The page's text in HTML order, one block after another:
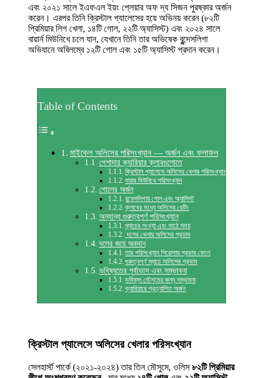
এবং ২০২১ সালে ইএফএল ইয়ং প্লেয়ার অফ দ্য সিজন পুরষ্কার অর্জন
করেন। এরপর তিনি ক্রিস্টাল প্যালেসের হয়ে অভিনয় করেন (৮২টি
প্রিমিয়ার লিগ খেলা, ১৪টি গোল, ২২টি অ্যাসিস্ট) এবং ২০২৪ সালে
বায়ার্ন মিউনিখে চলে যান, যেখানে তিনি তার অভিষেক বুন্দেসলিগা
অভিযানে অবিলম্বে ১২টি গোল এবং ১৫টি অ্যাসিস্ট প্রদান করেন।
Table of Contents
মাইকেল অলিসের পরিসংখ্যান — অর্জন এবং ফলাফল
পেশাদার ক্যারিয়ার ক্লাবগুলোতে
ক্রিস্টাল প্যালেসে অলিসের খেলার পরিসংখ্যান
বায়ার মিউনিখে পরিসংখ্যান
গোলের অর্জন
বুন্ডেসলিগায় গোল এবং অ্যাসিস্ট
ক্লাবের মধ্যে অলিসের রেটিং
অন্যান্য গুরুত্বপূর্ণ পরিসংখ্যান
ম্যাচের সংখ্যা এবং মাঠে সময়
দলের খেলায় অলিসের প্রভাব
দলের জয়ে অবদান
তার পরিসংখ্যান শিরোপায় প্রভাব ফেলে
গুরুত্বপূর্ণ ম্যাচে অলিসের প্রভাব
ভবিষ্যতের পূর্বাভাস এবং সম্ভাবনা
ভবিষ্যৎ মৌসুমের জন্য সম্ভাবনা
ক্যারিয়ারে প্রত্যাশিত অর্জন
ক্রিস্টাল প্যালেসে অলিসের খেলার পরিসংখ্যান
সেলহার্স্ট পার্কে (২০২১-২০২৪) তার তিন মৌসুমে, ওলিস৮২টি প্রিমিয়ার